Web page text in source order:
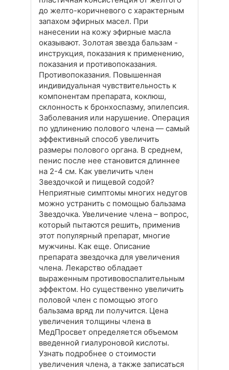
до желто-коричневого с характерным
запахом эфирных масел. При
нанесении на кожу эфирные масла
оказывают. Золотая звезда бальзам -
инструкция, показания к применению,
показания и противопоказания.
Противопоказания. Повышенная
индивидуальная чувствительность к
компонентам препарата, коклюш,
склонность к бронхоспазму, эпилепсия.
Заболевания или нарушение. Операция
по удлинению полового члена — самый
эффективный способ увеличить
размеры полового органа. В среднем,
пенис после нее становится длиннее
на 2-4 см. Как увеличить член
Звездочкой и пищевой содой?
Неприятные симптомы многих недугов
можно устранить с помощью бальзама
Звездочка. Увеличение члена – вопрос,
который пытаются решить, применив
этот популярный препарат, многие
мужчины. Как еще. Описание
препарата звездочка для увеличения
члена. Лекарство обладает
выраженным противовоспалительным
эффектом. Но существенно увеличить
половой член с помощью этого
бальзама вряд ли получится. Цена
увеличения толщины члена в
МедПросвет определяется объемом
введенной гиалуроновой кислоты.
Узнать подробнее о стоимости
увеличения члена, а также записаться